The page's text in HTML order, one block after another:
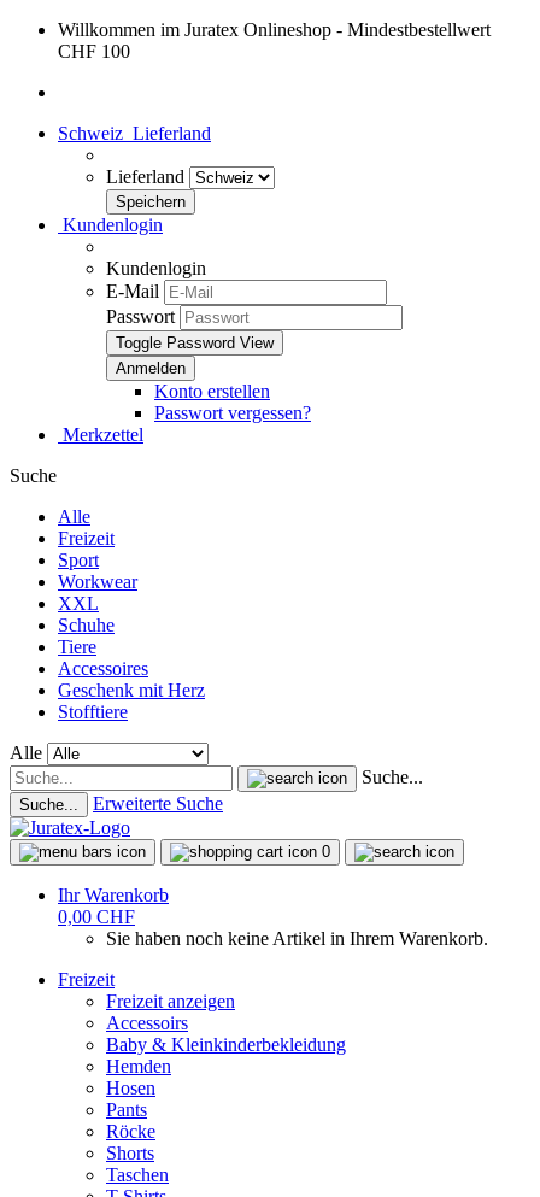
Willkommen im Juratex Onlineshop - Mindestbestellwert
CHF 100
Schweiz Lieferland
Lieferland
Kundenlogin
Kundenlogin
E-Mail
Passwort
Toggle Password View
Konto erstellen
Passwort vergessen?
Merkzettel
Suche
Alle
Freizeit
Sport
Workwear
XXL
Schuhe
Tiere
Accessoires
Geschenk mit Herz
Stofftiere
Alle
Suche...
Suche... Erweiterte Suche
0
Ihr Warenkorb
0,00 CHF
Sie haben noch keine Artikel in Ihrem Warenkorb.
Freizeit
Freizeit anzeigen
Accessoirs
Baby & Kleinkinderbekleidung
Hemden
Hosen
Pants
Röcke
Shorts
Taschen